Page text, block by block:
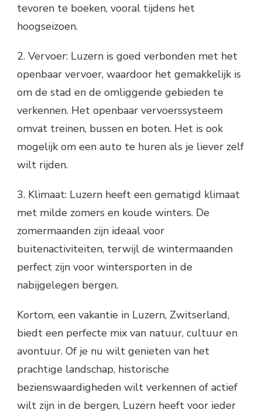
tevoren te boeken, vooral tijdens het
hoogseizoen.
2. Vervoer: Luzern is goed verbonden met het
openbaar vervoer, waardoor het gemakkelijk is
om de stad en de omliggende gebieden te
verkennen. Het openbaar vervoerssysteem
omvat treinen, bussen en boten. Het is ook
mogelijk om een auto te huren als je liever zelf
wilt rijden.
3. Klimaat: Luzern heeft een gematigd klimaat
met milde zomers en koude winters. De
zomermaanden zijn ideaal voor
buitenactiviteiten, terwijl de wintermaanden
perfect zijn voor wintersporten in de
nabijgelegen bergen.
Kortom, een vakantie in Luzern, Zwitserland,
biedt een perfecte mix van natuur, cultuur en
avontuur. Of je nu wilt genieten van het
prachtige landschap, historische
bezienswaardigheden wilt verkennen of actief
wilt zijn in de bergen, Luzern heeft voor ieder